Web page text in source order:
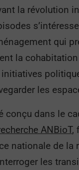
la révolution
qui
la
initiatives
les
conçu dans le
ANBioT,
nationale de la
les